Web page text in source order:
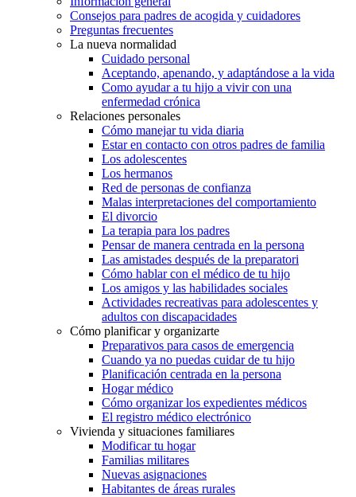
Consejos para padres de acogida y cuidadores
Preguntas frecuentes
La nueva normalidad
Cuidado personal
Aceptando, apenando, y adaptándose a la vida
Como ayudar a tu hijo a vivir con una
enfermedad crónica
Relaciones personales
Cómo manejar tu vida diaria
Estar en contacto con otros padres de familia
Los adolescentes
Los hermanos
Red de personas de confianza
Malas interpretaciones del comportamiento
El divorcio
La terapia para los padres
Pensar de manera centrada en la persona
Las amistades después de la preparatori
Cómo hablar con el médico de tu hijo
Los amigos y las habilidades sociales
Actividades recreativas para adolescentes y
adultos con discapacidades
Cómo planificar y organizarte
Preparativos para casos de emergencia
Cuando ya no puedas cuidar de tu hijo
Planificación centrada en la persona
Hogar médico
Cómo organizar los expedientes médicos
El registro médico electrónico
Vivienda y situaciones familiares
Modificar tu hogar
Familias militares
Nuevas asignaciones
Habitantes de áreas rurales